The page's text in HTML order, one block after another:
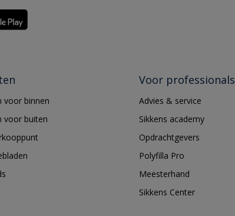
voor binnen
voor buiten
Voor professionals
Advies & service
Sikkens academy
Opdrachtgevers
Polyfilla Pro
Meesterhand
Sikkens Center